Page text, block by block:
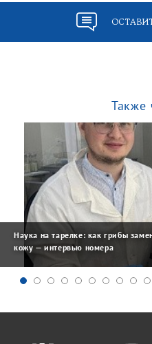
Также
Наука на тарелке: как грибы
кожу — интервью номера